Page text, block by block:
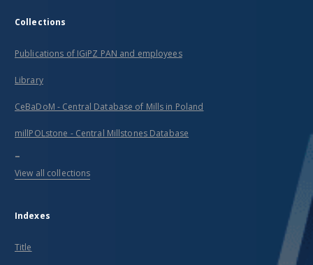
Collections
Publications of IGiPZ PAN and employees
Library
CeBaDoM - Central Database of Mills in Poland
millPOLstone - Central Millstones Database
...
View all collections
Indexes
Title